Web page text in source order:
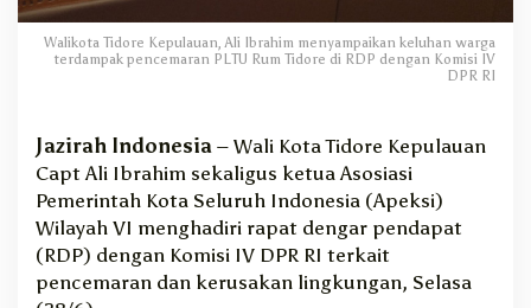
K
o
i
k
S
a
m
Walikota Tidore Kepulauan, Ali Ibrahim menyampaikan keluhan warga
terdampak pencemaran PLTU Rum Tidore di RDP dengan Komisi IV
DPR RI
Jazirah Indonesia – Wali Kota Tidore Kepulauan
Capt Ali Ibrahim sekaligus ketua Asosiasi
Pemerintah Kota Seluruh Indonesia (Apeksi)
Wilayah VI menghadiri rapat dengar pendapat
(RDP) dengan Komisi IV DPR RI terkait
pencemaran dan kerusakan lingkungan, Selasa